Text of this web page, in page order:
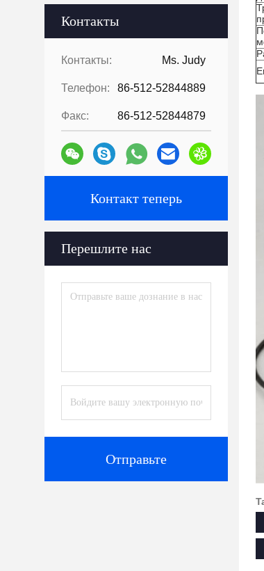
Контакты
Контакты: Ms. Judy
Телефон: 86-512-52844889
Факс: 86-512-52844879
Контакт теперь
Перешлите нас
Отправьте